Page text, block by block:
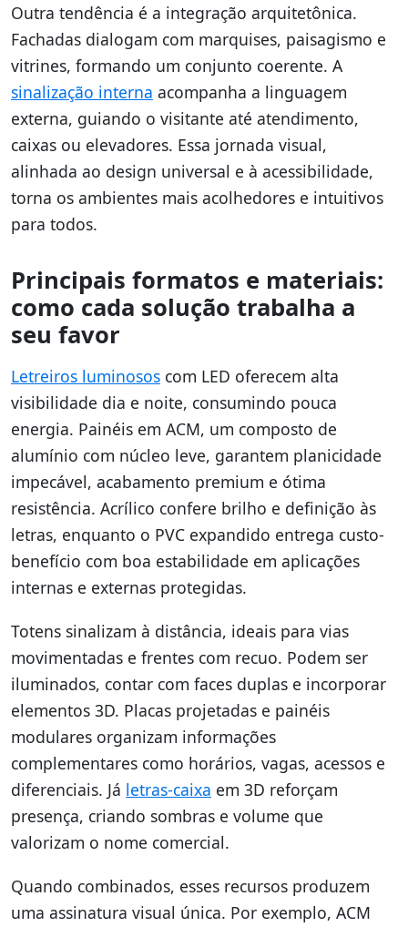
Outra tendência é a integração arquitetônica.
Fachadas dialogam com marquises, paisagismo e
vitrines, formando um conjunto coerente. A
sinalização interna acompanha a linguagem
externa, guiando o visitante até atendimento,
caixas ou elevadores. Essa jornada visual,
alinhada ao design universal e à acessibilidade,
torna os ambientes mais acolhedores e intuitivos
para todos.
Principais formatos e materiais:
como cada solução trabalha a
seu favor
Letreiros luminosos com LED oferecem alta
visibilidade dia e noite, consumindo pouca
energia. Painéis em ACM, um composto de
alumínio com núcleo leve, garantem planicidade
impecável, acabamento premium e ótima
resistência. Acrílico confere brilho e definição às
letras, enquanto o PVC expandido entrega custo-
benefício com boa estabilidade em aplicações
internas e externas protegidas.
Totens sinalizam à distância, ideais para vias
movimentadas e frentes com recuo. Podem ser
iluminados, contar com faces duplas e incorporar
elementos 3D. Placas projetadas e painéis
modulares organizam informações
complementares como horários, vagas, acessos e
diferenciais. Já letras-caixa em 3D reforçam
presença, criando sombras e volume que
valorizam o nome comercial.
Quando combinados, esses recursos produzem
uma assinatura visual única. Por exemplo, ACM